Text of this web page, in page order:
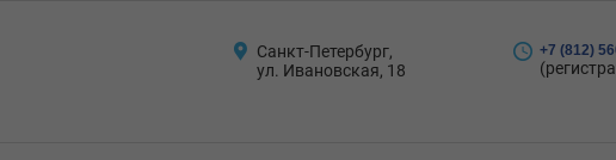
Санкт-Петербург,
ул. Ивановская, 18
+7 (812)